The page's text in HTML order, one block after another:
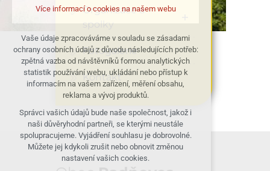
Organizace a
spolky
Fotogalerie
Kontakt
Více informací o cookies na našem webu
Vaše údaje zpracováváme v souladu se zásadami
ochrany osobních údajů z důvodu následujících potřeb:
zpětná vazba od návštěvníků formou analytických
statistik používání webu, ukládání nebo přístup k
informacím na vašem zařízení, měření obsahu,
reklama a vývoj produktů.
Správci vašich údajů bude naše společnost, jakož i
naši důvěryhodní partneři, se kterými neustále
spolupracujeme. Vyjádření souhlasu je dobrovolné.
Můžete jej kdykoli zrušit nebo obnovit změnou
nastavení vašich cookies.